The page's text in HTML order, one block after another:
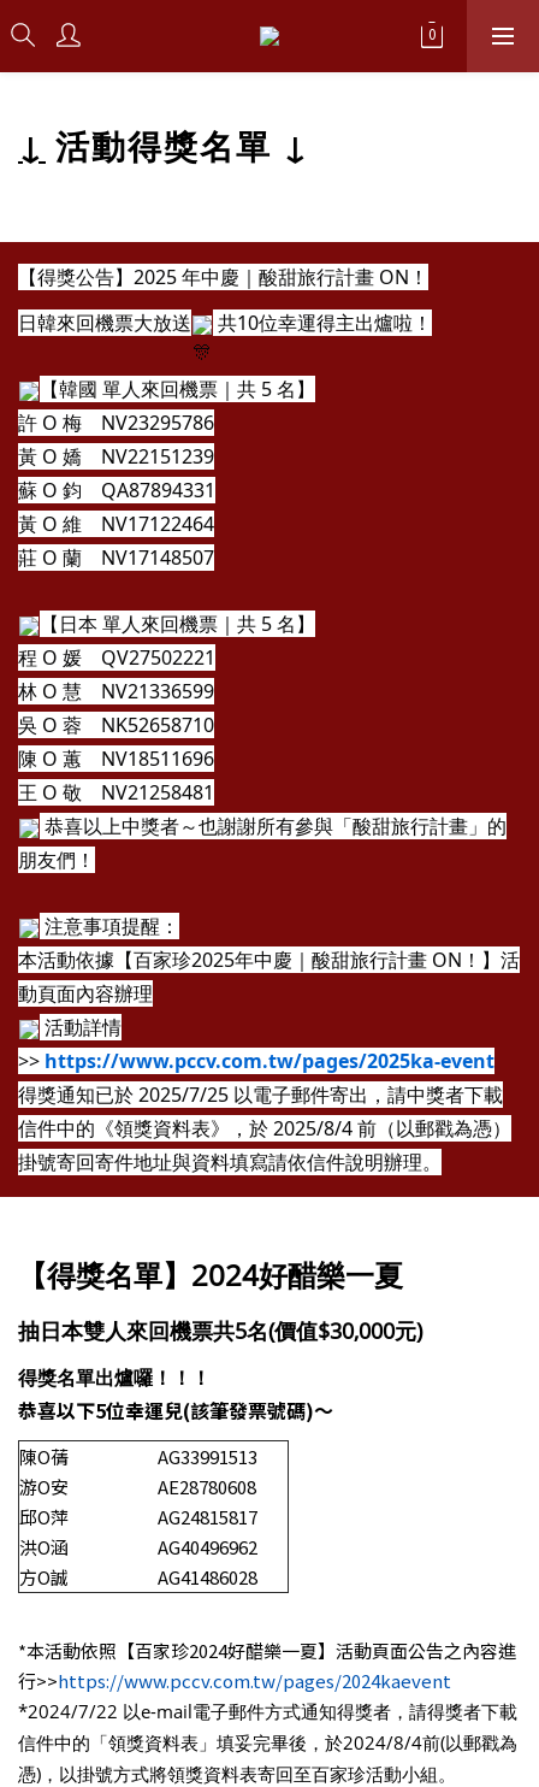
↓ 活動得獎名單 ↓
【得獎公告】2025 年中慶｜酸甜旅行計畫 ON！
日韓來回機票大放送
共10位幸運得主出爐啦！
【韓國 單人來回機票｜共 5 名】
許 O 梅 NV23295786
黃 O 嬌 NV22151239
蘇 O 鈞 QA87894331
黃 O 維 NV17122464
莊 O 蘭 NV17148507
【日本 單人來回機票｜共 5 名】
程 O 媛 QV27502221
林 O 慧 NV21336599
吳 O 蓉 NK52658710
陳 O 蕙 NV18511696
王 O 敬 NV21258481
恭喜以上中獎者～也謝謝所有參與「酸甜旅行計畫」的
朋友們！
注意事項提醒：
本活動依據【百家珍2025年中慶｜酸甜旅行計畫 ON！】活
動頁面內容辦理
活動詳情
>> https://www.pccv.com.tw/pages/2025ka-event
得獎通知已於 2025/7/25 以電子郵件寄出，請中獎者下載
信件中的《領獎資料表》，於 2025/8/4 前（以郵戳為憑）
掛號寄回寄件地址與資料填寫請依信件說明辦理。
【得獎名單】2024好醋樂一夏
抽日本雙人來回機票共5名(價值$30,000元)
得獎名單出爐囉！！！
恭喜以下5位幸運兒(該筆發票號碼)～
陳O蒨
AG33991513
游O安
AE28780608
邱O萍
AG24815817
洪O涵
AG40496962
方O誠
AG41486028
*本活動依照【百家珍2024好醋樂一夏】活動頁面公告之內容進
行>>https://www.pccv.com.tw/pages/2024kaevent
*2024/7/22 以e-mail電子郵件方式通知得獎者，請得獎者下載
信件中的「領獎資料表」填妥完畢後，於2024/8/4前(以郵戳為
憑)，以掛號方式將領獎資料表寄回至百家珍活動小組。